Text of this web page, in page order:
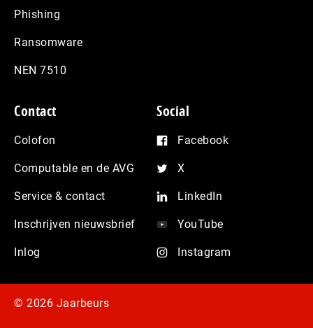
Phishing
Ransomware
NEN 7510
Contact
Colofon
Computable en de AVG
Service & contact
Inschrijven nieuwsbrief
Inlog
Social
Facebook
X
LinkedIn
YouTube
Instagram
© 2026 Jaarbeurs